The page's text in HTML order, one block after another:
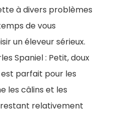
à divers problèmes
de vous
un éleveur sérieux.
Spaniel : Petit, doux
parfait pour les
les câlins et les
relativement